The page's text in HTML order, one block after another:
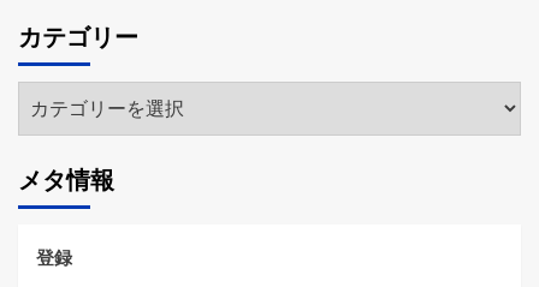
イ
ブ
カテゴリー
テ
リ
ー
メタ情報
登録